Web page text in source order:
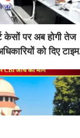
केसों पर अब होगी तेज
को दिए टाइम